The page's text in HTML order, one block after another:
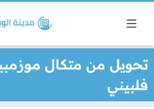
تحويل من متكال
فلبيني